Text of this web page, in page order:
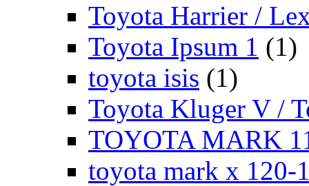
Toyota Harrier /
Toyota Ipsum 1 (1)
toyota isis (1)
Toyota Kluger V /
TOYOTA MARK
toyota mark x 120-